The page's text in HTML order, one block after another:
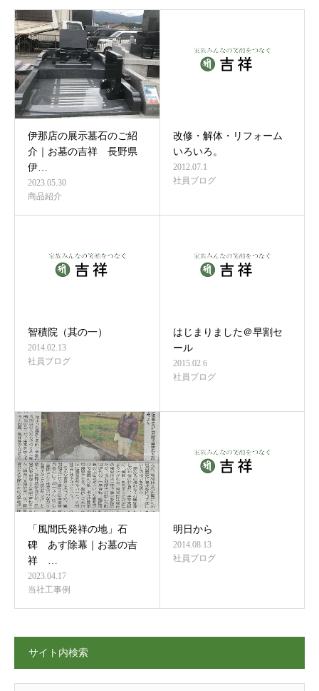
伊那店の展示墓石のご紹
介｜お墓の吉祥 長野県
伊…
2023.05.30
商品紹介
改修・解体・リフォーム
いろいろ。
2012.07.1
社員ブログ
智積院（其の一）
2014.02.13
社員ブログ
はじまりました＠早割セ
ール
2015.02.6
社員ブログ
「風間氏発祥の地」石
碑 あす除幕｜お墓の吉
祥 …
2023.04.17
当社工事例
明日から
2014.08.13
社員ブログ
サイト内検索